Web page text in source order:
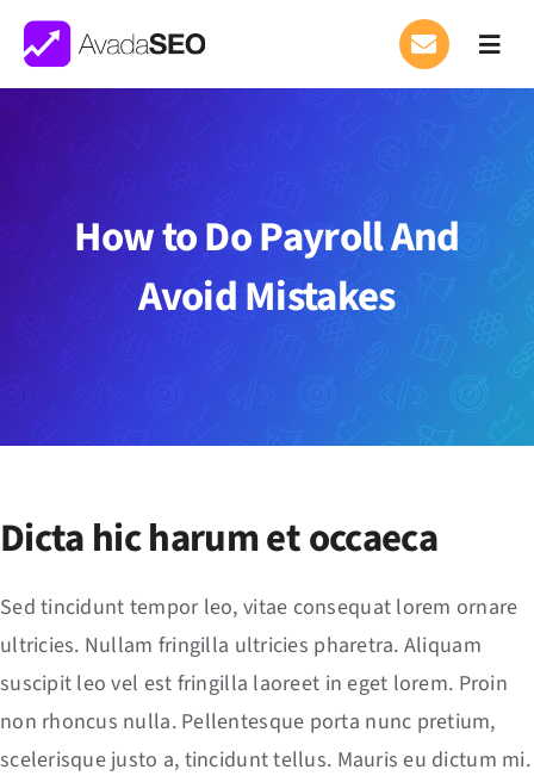
Saltar
contenido
Careers APPLY
How to Do Payroll And
Avoid Mistakes
Dicta hic harum et occaeca
Sed tincidunt tempor leo, vitae consequat lorem ornare
ultricies. Nullam fringilla ultricies pharetra. Aliquam
suscipit leo vel est fringilla laoreet in eget lorem. Proin
non rhoncus nulla. Pellentesque porta nunc pretium,
scelerisque justo a, tincidunt tellus. Mauris eu dictum mi.